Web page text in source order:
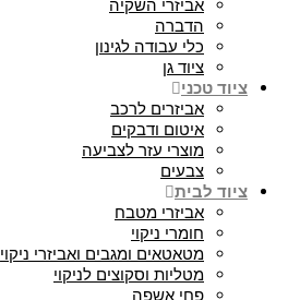
אביזרי השקיה
הדברה
כלי עבודה לגינון
ציוד גן
ציוד טכני
אביזרים לרכב
איטום ודבקים
מוצרי עזר לצביעה
צבעים
ציוד לבית
אביזרי מטבח
חומרי ניקוי
מטאטאים ומגבים ואביזרי ניקוי
מטליות וסקוצים לניקוי
פחי אשפה